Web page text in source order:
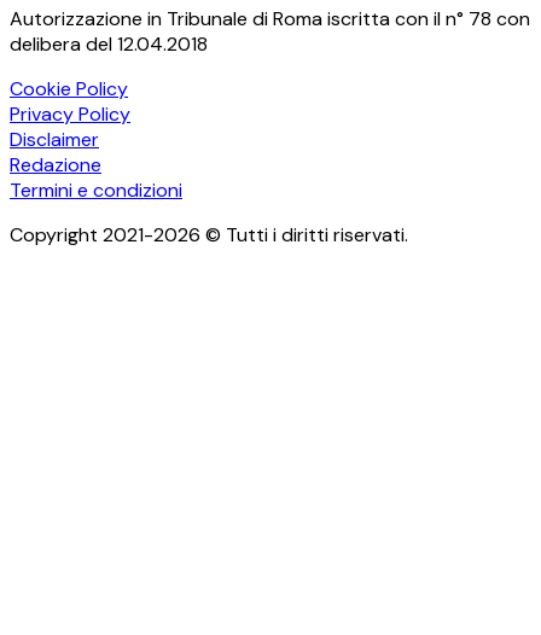
Autorizzazione in Tribunale di Roma iscritta con il n° 78 con
delibera del 12.04.2018
Cookie Policy
Privacy Policy
Disclaimer
Redazione
Termini e condizioni
Copyright 2021-2026 © Tutti i diritti riservati.